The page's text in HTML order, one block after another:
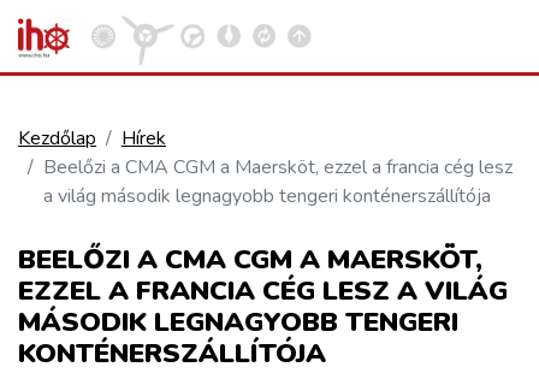
VASÚT
KÖZÚT
REPÜLÉS
Kezdőlap
Hírek
Beelőzi a CMA CGM a Maersköt, ezzel a francia cég lesz
a világ második legnagyobb tengeri konténerszállítója
BEELŐZI A CMA CGM A MAERSKÖT,
EZZEL A FRANCIA CÉG LESZ A VILÁG
MÁSODIK LEGNAGYOBB TENGERI
KONTÉNERSZÁLLÍTÓJA